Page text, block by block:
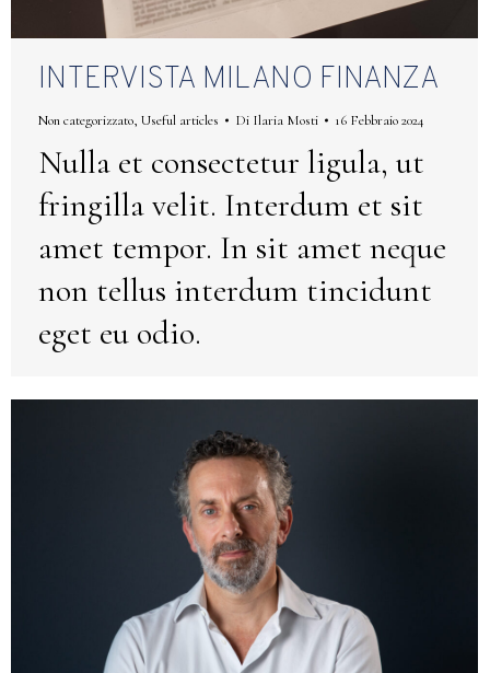
INTERVISTA MILANO FINANZA
Non categorizzato, Useful articles Di Ilaria Mosti 16 Febbraio 2024
Nulla et consectetur ligula, ut
fringilla velit. Interdum et sit
amet tempor. In sit amet neque
non tellus interdum tincidunt
eget eu odio.